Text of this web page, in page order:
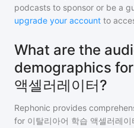
podcasts to sponsor or be a
upgrade your account to
What are the
demographics
액셀러레이터?
Rephonic provides
for 이탈리아어 학습 액셀러레이